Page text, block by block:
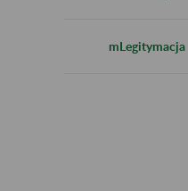
mLegitymacja